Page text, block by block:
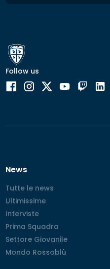
Follow us
News
Tutte le news
Tutte le news
Ultimissime
Ultimissime
Interviste
Interviste
Prima Squadra
Prima Squadra
Settore Giovanile
Settore Giovanile
Mondo Rossoblù
Mondo Rossoblù